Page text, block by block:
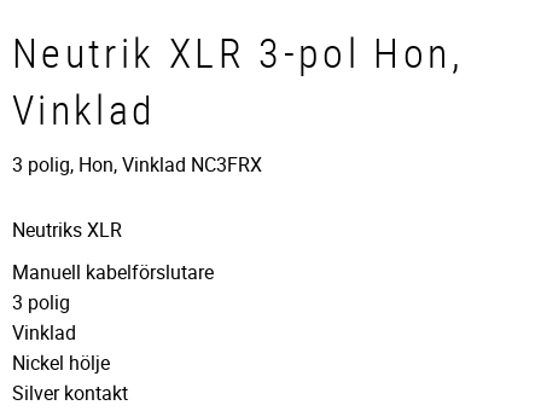
Neutrik XLR 3-pol Hon,
Vinklad
3 polig, Hon, Vinklad NC3FRX
Neutriks XLR
Manuell kabelförslutare
3 polig
Vinklad
Nickel hölje
Silver kontakt